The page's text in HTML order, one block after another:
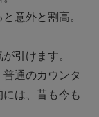
意外と割高。
引けます。
通のカウンタ
は、昔も今も